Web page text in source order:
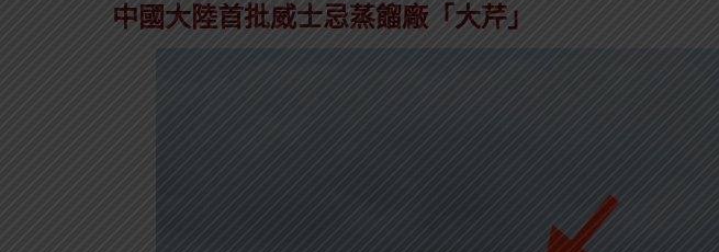
中國大陸首批威士忌蒸餾廠「大芹」